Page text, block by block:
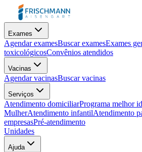
Exames
Agendar examesBuscar examesExames
toxicológicosConvênios atendidos
Vacinas
Agendar vacinasBuscar vacinas
Serviços
Atendimento domiciliarPrograma melhor
MulherAtendimento infantilAtendimento
empresasPré-atendimento
Unidades
Ajuda